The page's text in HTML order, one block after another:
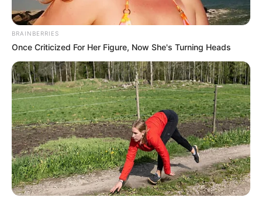
ΑΠΟΨΕΙΣ
Λειτουργούν οι γιατροί εις βάρος της
κοινωνίας προς όφελος τής
φαρμακευτικής βιομηχανίας;
Η εξαπάτηση εκατομμυρίων πολιτών που πείστηκαν από
τους γιατρούς να υποβληθούν σε εμβολιασμούς για τον
κορωναϊό με (αποδεδειγμένα) αναποτελεσματικά και
(ενδεχομένως) επικίνδυνα εμβόλια, ήταν ένα...
ΚΟΙΝΩΝΙΚΑ ΔΙΚΤΥΑ
BRAINBERRIES
Once Criticized For Her Figure, Now She's Turning Heads